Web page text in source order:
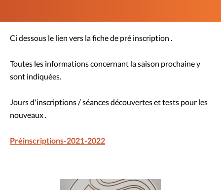
Ci dessous le lien vers la fiche de pré inscription .
Toutes les informations concernant la saison prochaine y
sont indiquées.
Jours d'inscriptions / séances découvertes et tests pour les
nouveaux .
Préinscriptions-2021-2022